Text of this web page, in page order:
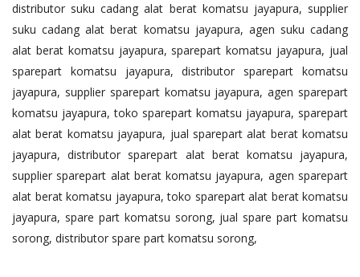
distributor suku cadang alat berat komatsu jayapura, supplier
suku cadang alat berat komatsu jayapura, agen suku cadang
alat berat komatsu jayapura, sparepart komatsu jayapura, jual
sparepart komatsu jayapura, distributor sparepart komatsu
jayapura, supplier sparepart komatsu jayapura, agen sparepart
komatsu jayapura, toko sparepart komatsu jayapura, sparepart
alat berat komatsu jayapura, jual sparepart alat berat komatsu
jayapura, distributor sparepart alat berat komatsu jayapura,
supplier sparepart alat berat komatsu jayapura, agen sparepart
alat berat komatsu jayapura, toko sparepart alat berat komatsu
jayapura, spare part komatsu sorong, jual spare part komatsu
sorong, distributor spare part komatsu sorong,